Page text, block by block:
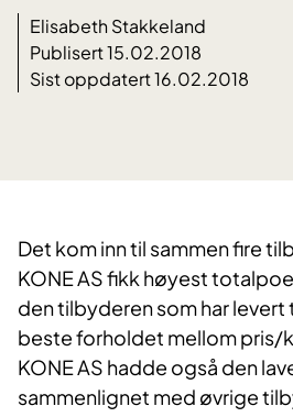
Elisabeth Stakkeland
Publisert 15.02.2018
Sist oppdatert 16.02.2018
​Det kom inn til sammen fire
KONE AS fikk høyest
den tilbyderen som har
beste forholdet mellom pris/
KONE AS hadde også den
sammenlignet med øvrige